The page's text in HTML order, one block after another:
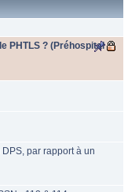
PHTLS ? (Préhospital
par rapport à un